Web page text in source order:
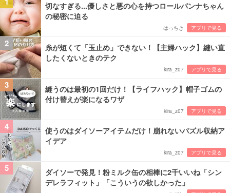
切なすぎる...優しさと悪の心を持つロールパンナちゃん
の秘密に迫る
はっちき アプリで見る
2
糸が短くて「玉止め」できない！【主婦ハック】縫い直
したくないときのテク
kira_z07 アプリで見る
3
縫うのは最初の1回だけ！【ライフハック】帽子ゴムの
付け替えが楽になるワザ
kira_z07 アプリで見る
4
使うのはダイソーアイテムだけ！崩れないパズル収納ア
イデア
kira_z07 アプリで見る
5
ダイソーで発見！粉ミルク缶の相棒に2千いいね「シン
デレラフィット」「こういうの欲しかった」